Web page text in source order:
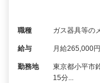
職種 ガス器具等の
給与 月給265,000
勤務地
東京都小平市
15分...